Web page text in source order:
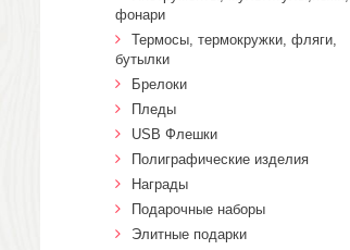
фонари
Термосы, термокружки, фляги,
бутылки
Брелоки
Пледы
USB Флешки
Полиграфические изделия
Награды
Подарочные наборы
Элитные подарки